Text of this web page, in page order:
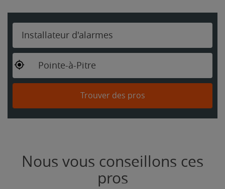
Installateur d'alarmes
Pointe-à-Pitre
Trouver des pros
Nous vous conseillons ces
pros